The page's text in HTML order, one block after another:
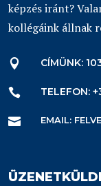
képzés iránt?
kollégáink állnak
 CÍMÜNK:
 TELEFON:
 EMAIL: